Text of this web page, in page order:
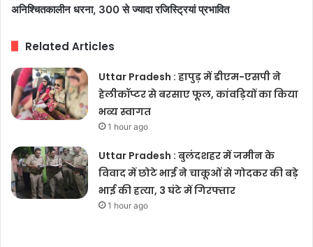
अनिश्चितकालीन धरना, 300 से ज्यादा रजिस्ट्रियां प्रभावित
Related Articles
Uttar Pradesh : हापुड़ में डीएम-एसपी ने
हेलीकॉप्टर से बरसाए फूल, कांवड़ियों का किया
भव्य स्वागत
1 hour ago
Uttar Pradesh : बुलंदशहर में जमीन के
विवाद में छोटे भाई ने चाकूओं से गोदकर की बड़े
भाई की हत्या, 3 घंटे में गिरफ्तार
1 hour ago